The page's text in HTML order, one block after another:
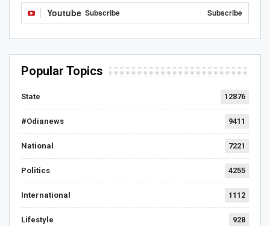
Youtube Subscribe Subscribe
Popular Topics
State 12876
#Odianews 9411
National 7221
Politics 4255
International 1112
Lifestyle 928